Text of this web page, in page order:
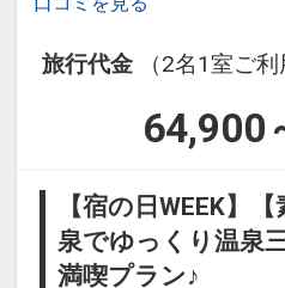
旅行代金
（2名1室ご
64,900
【宿の日WEEK】
泉でゆっくり温泉
満喫プラン♪